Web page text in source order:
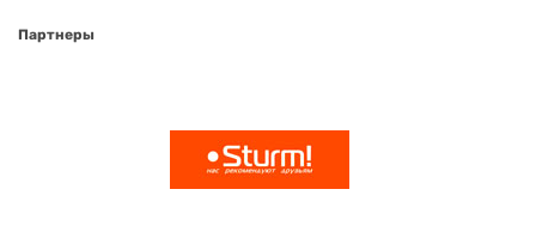
Партнеры